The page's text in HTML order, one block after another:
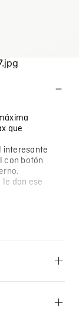
que
interesante
con botón
dan ese
casuales,
Temperatura
muy moderado.